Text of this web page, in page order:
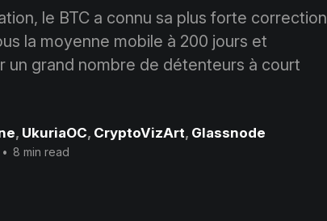
le BTC a connu sa plus forte correction
la moyenne mobile à 200 jours et
un grand nombre de détenteurs à court
, UkuriaOC, CryptoVizArt, Glassnode
• 8 min read